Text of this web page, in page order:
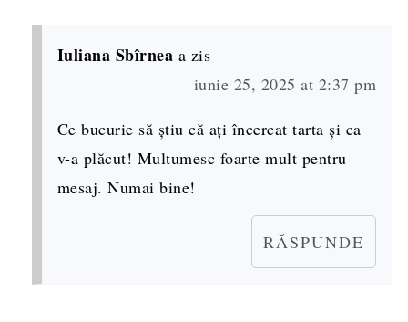
Iuliana Sbîrnea a zis
iunie 25, 2025 at 2:37 pm
Ce bucurie să știu că ați încercat tarta și ca
v-a plăcut! Multumesc foarte mult pentru
mesaj. Numai bine!
RĂSPUNDE